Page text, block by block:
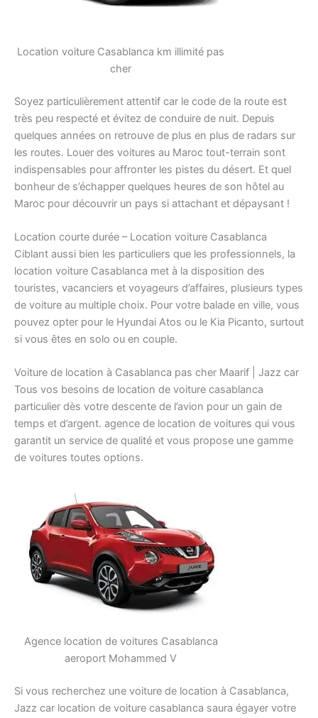
Location voiture Casablanca km illimité pas
cher
Soyez particulièrement attentif car le code de la route est
très peu respecté et évitez de conduire de nuit. Depuis
quelques années on retrouve de plus en plus de radars sur
les routes. Louer des voitures au Maroc tout-terrain sont
indispensables pour affronter les pistes du désert. Et quel
bonheur de s’échapper quelques heures de son hôtel au
Maroc pour découvrir un pays si attachant et dépaysant !
Location courte durée – Location voiture Casablanca
Ciblant aussi bien les particuliers que les professionnels, la
location voiture Casablanca met à la disposition des
touristes, vacanciers et voyageurs d’affaires, plusieurs types
de voiture au multiple choix. Pour votre balade en ville, vous
pouvez opter pour le Hyundai Atos ou le Kia Picanto, surtout
si vous êtes en solo ou en couple.
Voiture de location à Casablanca pas cher Maarif | Jazz car
Tous vos besoins de location de voiture casablanca
particulier dès votre descente de l’avion pour un gain de
temps et d’argent. agence de location de voitures qui vous
garantit un service de qualité et vous propose une gamme
de voitures toutes options.
Agence location de voitures Casablanca
aeroport Mohammed V
Si vous recherchez une voiture de location à Casablanca,
Jazz car location de voiture casablanca saura égayer votre